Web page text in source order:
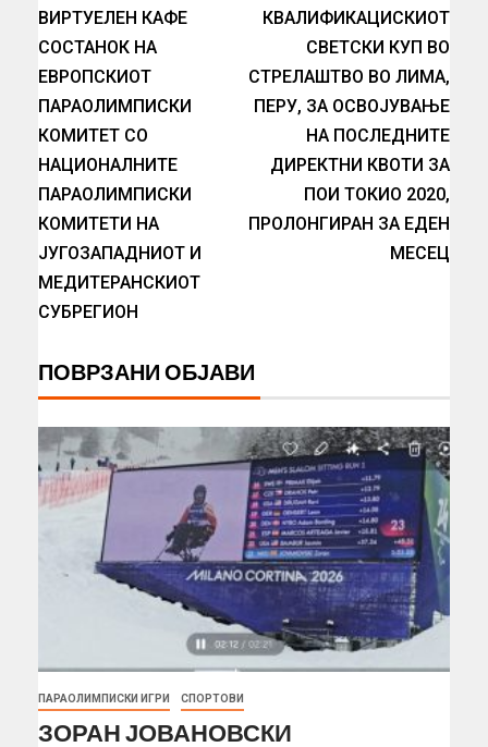
ВИРТУЕЛЕН КАФЕ
СОСТАНОК НА
ЕВРОПСКИОТ
ПАРАОЛИМПИСКИ
КОМИТЕТ СО
НАЦИОНАЛНИТЕ
ПАРАОЛИМПИСКИ
КОМИТЕТИ НА
ЈУГОЗАПАДНИОТ И
МЕДИТЕРАНСКИОТ
СУБРЕГИОН
КВАЛИФИКАЦИСКИОТ
СВЕТСКИ КУП ВО
СТРЕЛАШТВО ВО ЛИМА,
ПЕРУ, ЗА ОСВОЈУВАЊЕ
НА ПОСЛЕДНИТЕ
ДИРЕКТНИ КВОТИ ЗА
ПОИ ТОКИО 2020,
ПРОЛОНГИРАН ЗА ЕДЕН
МЕСЕЦ
ПОВРЗАНИ ОБЈАВИ
ПАРАОЛИМПИСКИ ИГРИ СПОРТОВИ
ЗОРАН ЈОВАНОВСКИ